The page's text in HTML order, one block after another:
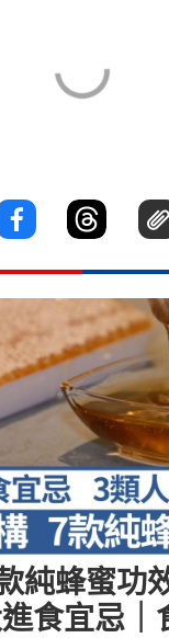
純蜂蜜功
食宜忌｜